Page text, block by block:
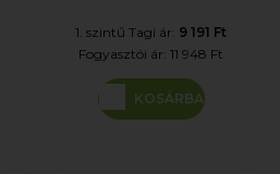
1. szintű Tagi ár: 9 191 Ft
Fogyasztói ár:11 948 Ft
KOSÁRBA